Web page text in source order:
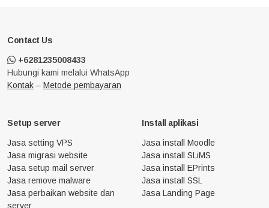
Contact Us
+6281235008433
Hubungi kami melalui WhatsApp
Kontak – Metode pembayaran
Setup server
Jasa setting VPS
Jasa migrasi website
Jasa setup mail server
Jasa remove malware
Jasa perbaikan website dan
server
Install aplikasi
Jasa install Moodle
Jasa install SLiMS
Jasa install EPrints
Jasa install SSL
Jasa Landing Page